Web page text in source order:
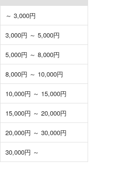
～ 3,000円
3,000円 ～ 5,000円
5,000円 ～ 8,000円
8,000円 ～ 10,000円
10,000円 ～ 15,000円
15,000円 ～ 20,000円
20,000円 ～ 30,000円
30,000円 ～